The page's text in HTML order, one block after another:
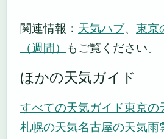
関連情報： 天気ハブ、 東京
（週間） もご覧ください。
ほかの天気ガイド
すべての天気ガイド東京の
札幌の天気名古屋の天気雨